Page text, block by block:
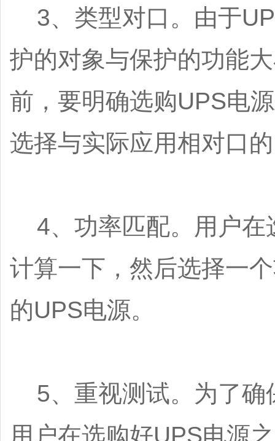
3、类型对口。由于
护的对象与保护的功能
前，要明确选购UPS电
选择与实际应用相对口
4、功率匹配。用户在
计算一下，然后选择一
的UPS电源。
5、重视测试。为了确
用户在选购好UPS电源